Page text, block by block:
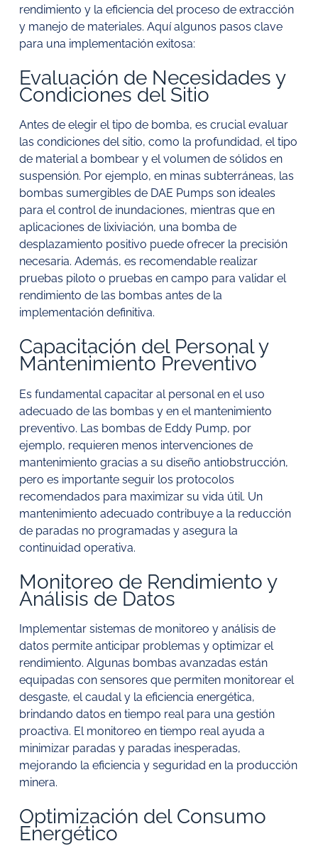
rendimiento y la eficiencia del proceso de extracción
y manejo de materiales. Aquí algunos pasos clave
para una implementación exitosa:
Evaluación de Necesidades y
Condiciones del Sitio
Antes de elegir el tipo de bomba, es crucial evaluar
las condiciones del sitio, como la profundidad, el tipo
de material a bombear y el volumen de sólidos en
suspensión. Por ejemplo, en minas subterráneas, las
bombas sumergibles de DAE Pumps son ideales
para el control de inundaciones, mientras que en
aplicaciones de lixiviación, una bomba de
desplazamiento positivo puede ofrecer la precisión
necesaria. Además, es recomendable realizar
pruebas piloto o pruebas en campo para validar el
rendimiento de las bombas antes de la
implementación definitiva.
Capacitación del Personal y
Mantenimiento Preventivo
Es fundamental capacitar al personal en el uso
adecuado de las bombas y en el mantenimiento
preventivo. Las bombas de Eddy Pump, por
ejemplo, requieren menos intervenciones de
mantenimiento gracias a su diseño antiobstrucción,
pero es importante seguir los protocolos
recomendados para maximizar su vida útil. Un
mantenimiento adecuado contribuye a la reducción
de paradas no programadas y asegura la
continuidad operativa.
Monitoreo de Rendimiento y
Análisis de Datos
Implementar sistemas de monitoreo y análisis de
datos permite anticipar problemas y optimizar el
rendimiento. Algunas bombas avanzadas están
equipadas con sensores que permiten monitorear el
desgaste, el caudal y la eficiencia energética,
brindando datos en tiempo real para una gestión
proactiva. El monitoreo en tiempo real ayuda a
minimizar paradas y paradas inesperadas,
mejorando la eficiencia y seguridad en la producción
minera.
Optimización del Consumo
Energético